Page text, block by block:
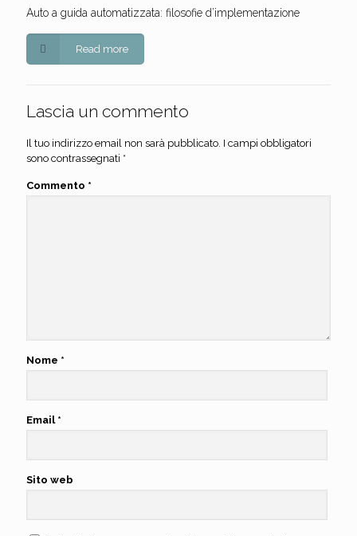
Auto a guida automatizzata: filosofie d’implementazione
Read more
Lascia un commento
Il tuo indirizzo email non sarà pubblicato. I campi obbligatori
sono contrassegnati *
Commento *
Nome *
Email *
Sito web